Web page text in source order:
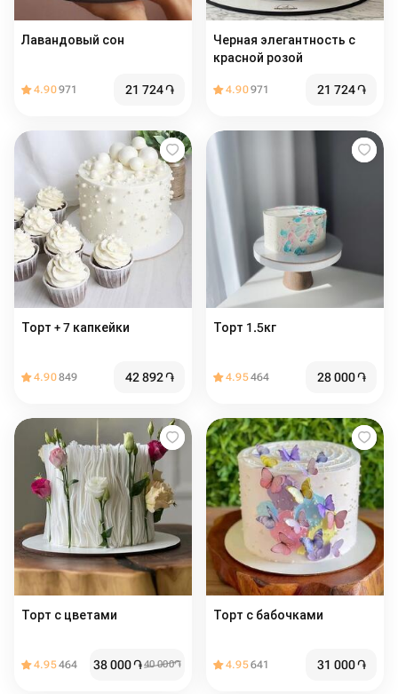
Лавандовый сон
4.90971 21 724֏
Черная элегантность с
красной розой
4.90971 21 724֏
Торт + 7 капкейки
4.90849 42 892֏
Торт 1.5кг
4.95464 28 000֏
Торт с цветами️
4.95464 38 000֏40 000֏
Торт с бабочками
4.95641 31 000֏